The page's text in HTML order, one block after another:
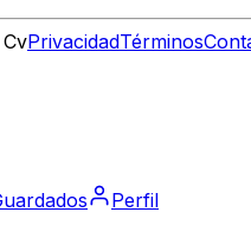
PrivacidadTérminos
Perfil